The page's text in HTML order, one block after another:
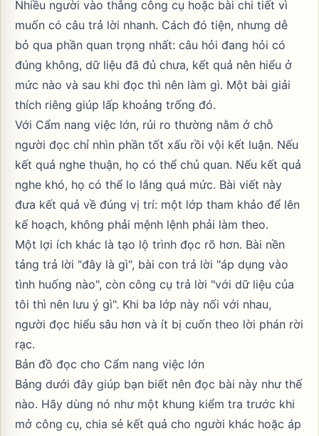
Nhiều người vào thẳng công cụ hoặc bài chi tiết vì
muốn có câu trả lời nhanh. Cách đó tiện, nhưng dễ
bỏ qua phần quan trọng nhất: câu hỏi đang hỏi có
đúng không, dữ liệu đã đủ chưa, kết quả nên hiểu ở
mức nào và sau khi đọc thì nên làm gì. Một bài giải
thích riêng giúp lấp khoảng trống đó.
Với Cẩm nang việc lớn, rủi ro thường nằm ở chỗ
người đọc chỉ nhìn phần tốt xấu rồi vội kết luận. Nếu
kết quả nghe thuận, họ có thể chủ quan. Nếu kết quả
nghe khó, họ có thể lo lắng quá mức. Bài viết này
đưa kết quả về đúng vị trí: một lớp tham khảo để lên
kế hoạch, không phải mệnh lệnh phải làm theo.
Một lợi ích khác là tạo lộ trình đọc rõ hơn. Bài nền
tảng trả lời "đây là gì", bài con trả lời "áp dụng vào
tình huống nào", còn công cụ trả lời "với dữ liệu của
tôi thì nên lưu ý gì". Khi ba lớp này nối với nhau,
người đọc hiểu sâu hơn và ít bị cuốn theo lời phán rời
rạc.
Bản đồ đọc cho Cẩm nang việc lớn
Bảng dưới đây giúp bạn biết nên đọc bài này như thế
nào. Hãy dùng nó như một khung kiểm tra trước khi
mở công cụ, chia sẻ kết quả cho người khác hoặc áp